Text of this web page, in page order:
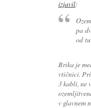
izjavil:
pa
od
Brika je
vtičnici.
3 kabli, ne
v glavnem